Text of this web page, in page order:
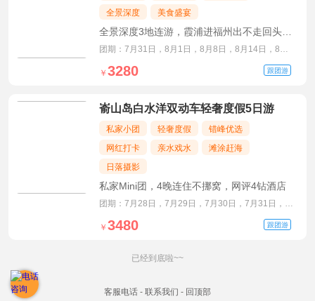
全景深度
美食盛宴
全景深度3地连游，霞浦进福州出不走回头
路，升级2晚海边五星酒店
团期：7月31日，8月1日，8月8日，8月14日，8月
21日，8月26日
跟团游
￥ 3280
嵛山岛白水洋双动车轻奢度假5日游
私家小团 轻奢度假
错峰优选
网红打卡
亲水戏水
滩涂赶海
日落摄影
私家Mini团，4晚连住不挪窝，网评4钻酒店
团期：7月28日，7月29日，7月30日，7月31日，8
月1日，8月2日
跟团游
￥ 3480
已经到底啦~~
客服电话 - 联系我们 - 回顶部